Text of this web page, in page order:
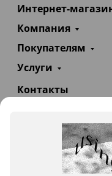
Интернет-
Компания
Покупателям
Услуги
Контакты
Пн—Сб 09:00 –